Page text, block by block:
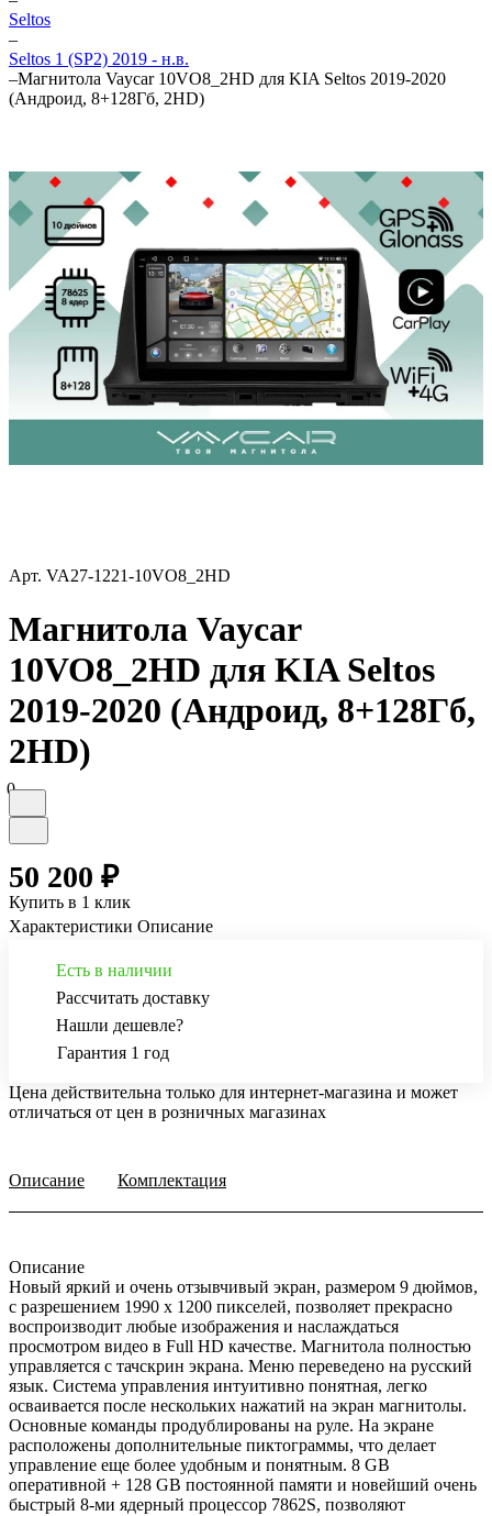
Seltos
–
Seltos 1 (SP2) 2019 - н.в.
–Магнитола Vaycar 10VO8_2HD для KIA Seltos 2019-2020
(Андроид, 8+128Гб, 2HD)
Арт. VA27-1221-10VO8_2HD
Магнитола Vaycar
10VO8_2HD для KIA Seltos
2019-2020 (Андроид, 8+128Гб,
2HD)
0
50 200 ₽
Купить в 1 клик
Характеристики Описание
Есть в наличии
Рассчитать доставку
Нашли дешевле?
Гарантия 1 год
Цена действительна только для интернет-магазина и может
отличаться от цен в розничных магазинах
Описание Комплектация
Описание
Новый яркий и очень отзывчивый экран, размером 9 дюймов,
с разрешением 1990 х 1200 пикселей, позволяет прекрасно
воспроизводит любые изображения и наслаждаться
просмотром видео в Full HD качестве. Магнитола полностью
управляется с тачскрин экрана. Меню переведено на русский
язык. Система управления интуитивно понятная, легко
осваивается после нескольких нажатий на экран магнитолы.
Основные команды продублированы на руле. На экране
расположены дополнительные пиктограммы, что делает
управление еще более удобным и понятным. 8 GB
оперативной + 128 GB постоянной памяти и новейший очень
быстрый 8-ми ядерный процессор 7862S, позволяют